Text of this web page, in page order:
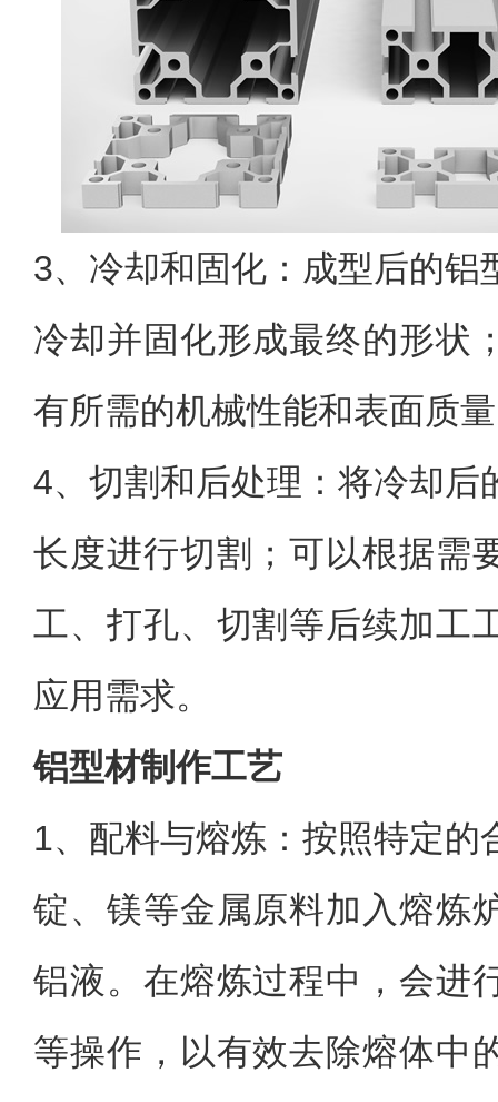
3、 冷却和固化：成型后的铝
冷却并固化形成最终的形状
有所需的机械性能和表面质
4、 切割和后处理：将冷却后
长度进行切割；可以根据需
工、打孔、切割等后续加工
应用需求。
铝型材制作工艺
1、 配料与熔炼：按照特定的
锭、镁等金属原料加入熔炼
铝液。在熔炼过程中，会进
等操作，以有效去除熔体中